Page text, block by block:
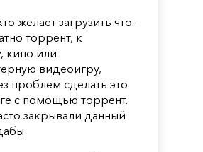
желает загрузить что-
торрент, к
кино или
видеоигру,
проблем сделать это
с помощью торрент.
закрывали данный